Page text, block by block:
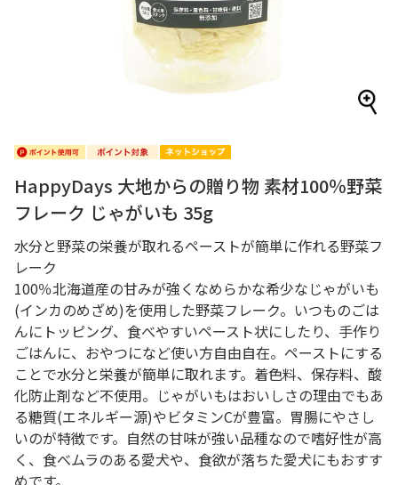
HappyDays 大地からの贈り物 素材100％野菜
フレーク じゃがいも 35g
水分と野菜の栄養が取れるペーストが簡単に作れる野菜フ
レーク
100％北海道産の甘みが強くなめらかな希少なじゃがいも
(インカのめざめ)を使用した野菜フレーク。いつものごは
んにトッピング、食べやすいペースト状にしたり、手作り
ごはんに、おやつになど使い方自由自在。ペーストにする
ことで水分と栄養が簡単に取れます。着色料、保存料、酸
化防止剤など不使用。じゃがいもはおいしさの理由でもあ
る糖質(エネルギー源)やビタミンCが豊富。胃腸にやさし
いのが特徴です。自然の甘味が強い品種なので嗜好性が高
く、食べムラのある愛犬や、食欲が落ちた愛犬にもおすす
めです。